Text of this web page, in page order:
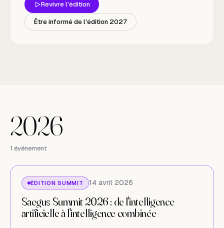
Revivre l'édition
(nouvel onglet)
Être informé de l'édition 2027
2026
2026
1 événement
ÉDITION SUMMIT 14 avril 2026
Saegus Summit 2026 : de l'intelligence
artificielle à l'intelligence combinée